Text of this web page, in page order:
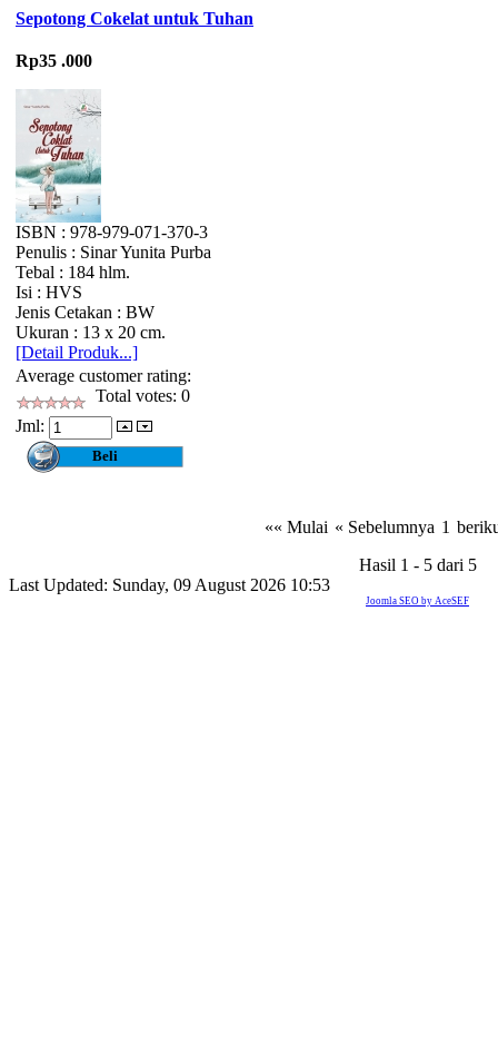
Sepotong Cokelat untuk Tuhan
Rp35 .000
ISBN : 978-979-071-370-3
Penulis : Sinar Yunita Purba
Tebal : 184 hlm.
Isi : HVS
Jenis Cetakan : BW
Ukuran : 13 x 20 cm.
[Detail Produk...]
Average customer rating:
Total votes: 0
Jml:
«« Mulai « Sebelumnya 1
Hasil 1 - 5 dari 5
Last Updated: Sunday, 09 August 2026 10:53
Joomla SEO by AceSEF